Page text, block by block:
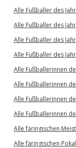
Alle Fußballer des
Alle Fußballer des
Alle Fußballer des
Alle Fußballer des
Alle Fußballerinnen
Alle Fußballerinnen
Alle Fußballerinnen
Alle Fußballerinnen
Alle färingischen
Alle färingischen